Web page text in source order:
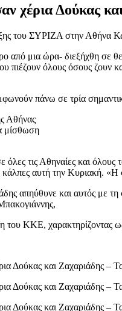
χέρια Δούκας
του ΣΥΡΙΖΑ στην Αθήνα
από μια ώρα- διεξήχθη σε
πιέζουν όλους όσους
πάνω σε τρία
Αθήνας
μίσθωση
τις Αθηναίες και όλους
αυτή την Κυριακή. «Η
απηύθυνε και αυτός με
του ΚΚΕ, χαρακτηρίζοντας